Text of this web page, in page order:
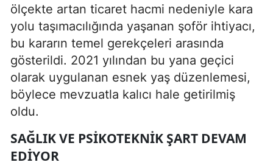
ölçekte artan ticaret hacmi nedeniyle kara
yolu taşımacılığında yaşanan şoför ihtiyacı,
bu kararın temel gerekçeleri arasında
gösterildi. 2021 yılından bu yana geçici
olarak uygulanan esnek yaş düzenlemesi,
böylece mevzuatla kalıcı hale getirilmiş
oldu.
SAĞLIK VE PSIKOTEKNIK ŞART DEVAM
EDIYOR